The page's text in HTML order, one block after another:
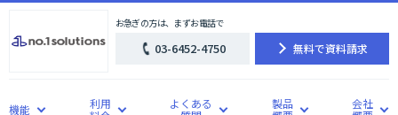
機能
利用
よくある
製品
会社
お急ぎの方は、まずお電話で
03-6452-4750 無料で資料請求